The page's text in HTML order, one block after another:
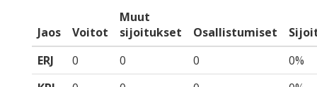
Jaos Voitot
Muut
sijoitukset
Osallistumiset
ERJ
0 0 0
0%